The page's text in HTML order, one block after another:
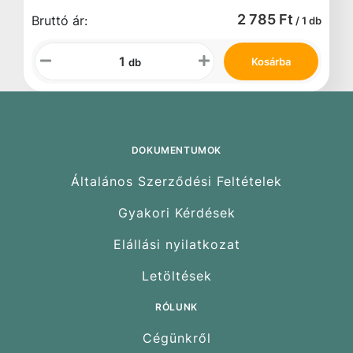
Bruttó ár: 2 785 Ft / 1 db
db Kosárba
DOKUMENTUMOK
Általános Szerződési Feltételek
Gyakori Kérdések
Elállási nyilatkozat
Letöltések
RÓLUNK
Cégünkről